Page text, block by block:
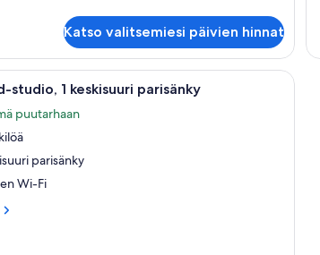
Katso valitsemiesi päivien hinnat
ja näkymä ruokailutilaan, jossa on pöytä ja tuolit.
Pieni huone, jossa on valkoinen
studio, 1 keskisuuri parisänky
puutarhaan
parisänky
Wi-Fi